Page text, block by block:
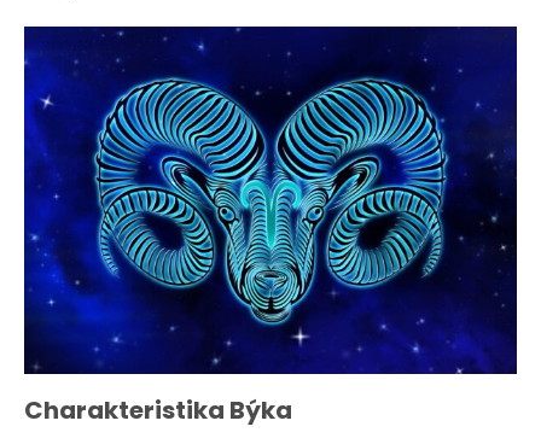
Charakteristika Býka